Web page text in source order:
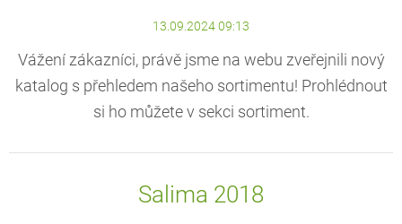
13.09.2024 09:13
Vážení zákazníci, právě jsme na webu zveřejnili nový
katalog s přehledem našeho sortimentu! Prohlédnout
si ho můžete v sekci sortiment.
Salima 2018